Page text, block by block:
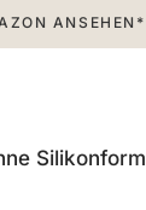
ANSEHEN*
Silikonform